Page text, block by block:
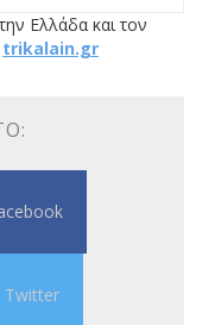
Ελλάδα και τον
trikalain.gr
Twitter